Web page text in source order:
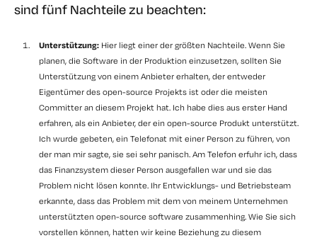
sind fünf Nachteile zu beachten:
Unterstützung: Hier liegt einer der größten Nachteile. Wenn Sie
planen, die Software in der Produktion einzusetzen, sollten Sie
Unterstützung von einem Anbieter erhalten, der entweder
Eigentümer des open-source Projekts ist oder die meisten
Committer an diesem Projekt hat. Ich habe dies aus erster Hand
erfahren, als ein Anbieter, der ein open-source Produkt unterstützt.
Ich wurde gebeten, ein Telefonat mit einer Person zu führen, von
der man mir sagte, sie sei sehr panisch. Am Telefon erfuhr ich, dass
das Finanzsystem dieser Person ausgefallen war und sie das
Problem nicht lösen konnte. Ihr Entwicklungs- und Betriebsteam
erkannte, dass das Problem mit dem von meinem Unternehmen
unterstützten open-source software zusammenhing. Wie Sie sich
vorstellen können, hatten wir keine Beziehung zu diesem